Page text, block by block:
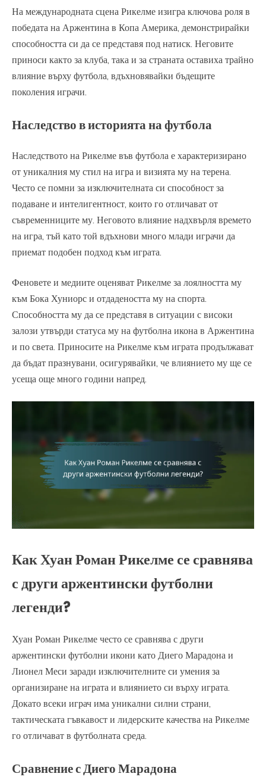
На международната сцена Рикелме изигра ключова роля в
победата на Аржентина в Копа Америка, демонстрирайки
способността си да се представя под натиск. Неговите
приноси както за клуба, така и за страната оставиха трайно
влияние върху футбола, вдъхновявайки бъдещите
поколения играчи.
Наследство в историята на футбола
Наследството на Рикелме във футбола е характеризирано
от уникалния му стил на игра и визията му на терена.
Често се помни за изключителната си способност за
подаване и интелигентност, които го отличават от
съвременниците му. Неговото влияние надхвърля времето
на игра, тъй като той вдъхнови много млади играчи да
приемат подобен подход към играта.
Феновете и медиите оценяват Рикелме за лоялността му
към Бока Хуниорс и отдадеността му на спорта.
Способността му да се представя в ситуации с високи
залози утвърди статуса му на футболна икона в Аржентина
и по света. Приносите на Рикелме към играта продължават
да бъдат празнувани, осигурявайки, че влиянието му ще се
усеща още много години напред.
Как Хуан Роман Рикелме се сравнява
с други аржентински футболни
легенди?
Хуан Роман Рикелме често се сравнява с други
аржентински футболни икони като Диего Марадона и
Лионел Меси заради изключителните си умения за
организиране на играта и влиянието си върху играта.
Докато всеки играч има уникални силни страни,
тактическата гъвкавост и лидерските качества на Рикелме
го отличават в футболната среда.
Сравнение с Диего Марадона